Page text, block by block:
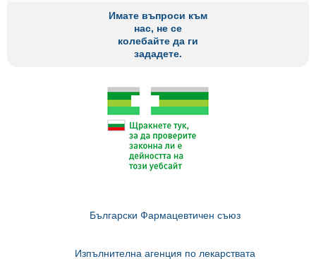
Имате въпроси към
нас, не се
колебайте да ги
зададете.
Български Фармацевтичен съюз
Изпълнителна агенция по лекарствата